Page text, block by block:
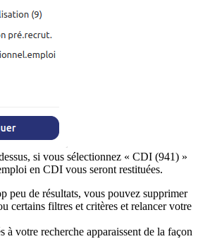
si vous sélectionnez « CDI (941) »
en CDI vous seront restituées.
peu de résultats, vous pouvez supprimer
certains filtres et critères et relancer votre
à votre recherche apparaissent de la façon